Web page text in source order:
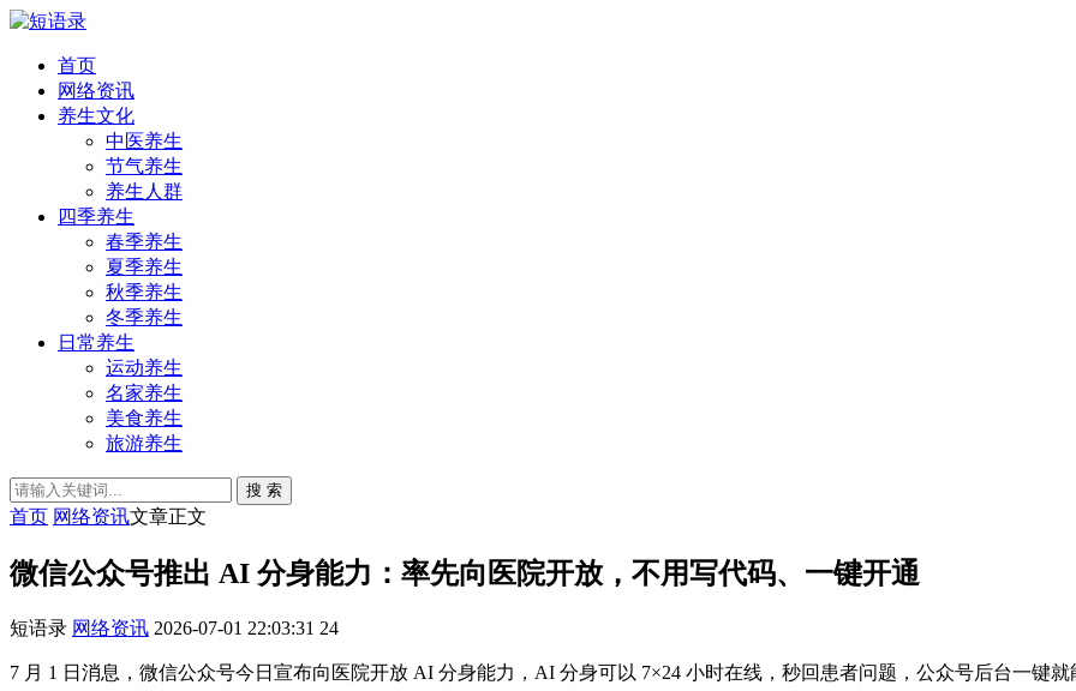
首页
网络资讯
养生文化
中医养生
节气养生
养生人群
四季养生
春季养生
夏季养生
秋季养生
冬季养生
日常养生
运动养生
名家养生
美食养生
旅游养生
搜 索
首页 网络资讯文章正文
微信公众号推出 AI 分身能力：率先向医院开放，不用写代码、一键开通
短语录 网络资讯 2026-07-01 22:03:31 24
7 月 1 日消息，微信公众号今日宣布向医院开放 AI 分身能力，AI 分身可以 7×24 小时在线，秒回患者问题，公众号后台一键就